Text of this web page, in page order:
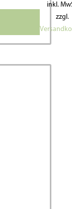
inkl.
zzgl.